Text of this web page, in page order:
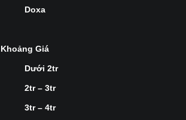
Doxa
Khoảng Giá
Dưới 2tr
2tr – 3tr
3tr – 4tr